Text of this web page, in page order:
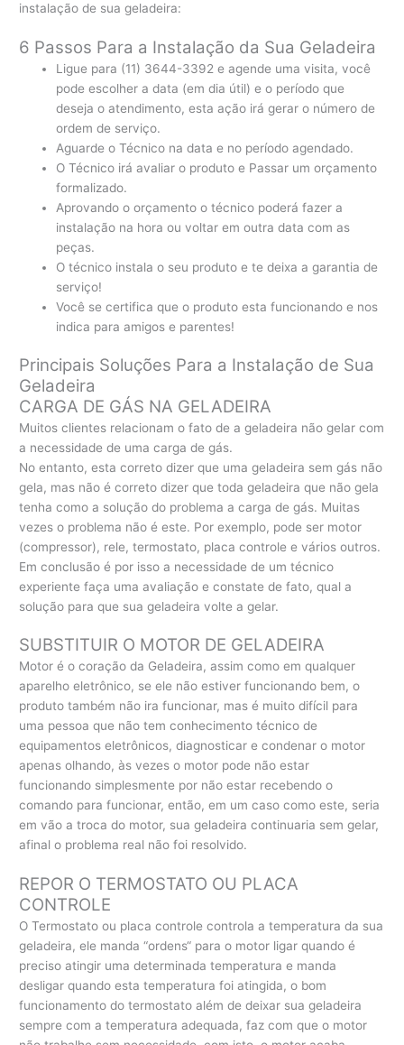
instalação de sua geladeira:
6 Passos Para a Instalação da Sua Geladeira
Ligue para (11) 3644-3392 e agende uma visita, você
pode escolher a data (em dia útil) e o período que
deseja o atendimento, esta ação irá gerar o número de
ordem de serviço.
Aguarde o Técnico na data e no período agendado.
O Técnico irá avaliar o produto e Passar um orçamento
formalizado.
Aprovando o orçamento o técnico poderá fazer a
instalação na hora ou voltar em outra data com as
peças.
O técnico instala o seu produto e te deixa a garantia de
serviço!
Você se certifica que o produto esta funcionando e nos
indica para amigos e parentes!
Principais Soluções Para a Instalação de Sua
Geladeira
CARGA DE GÁS NA GELADEIRA
Muitos clientes relacionam o fato de a geladeira não gelar com
a necessidade de uma carga de gás.
No entanto, esta correto dizer que uma geladeira sem gás não
gela, mas não é correto dizer que toda geladeira que não gela
tenha como a solução do problema a carga de gás. Muitas
vezes o problema não é este. Por exemplo, pode ser motor
(compressor), rele, termostato, placa controle e vários outros.
Em conclusão é por isso a necessidade de um técnico
experiente faça uma avaliação e constate de fato, qual a
solução para que sua geladeira volte a gelar.
SUBSTITUIR O MOTOR DE GELADEIRA
Motor é o coração da Geladeira, assim como em qualquer
aparelho eletrônico, se ele não estiver funcionando bem, o
produto também não ira funcionar, mas é muito difícil para
uma pessoa que não tem conhecimento técnico de
equipamentos eletrônicos, diagnosticar e condenar o motor
apenas olhando, às vezes o motor pode não estar
funcionando simplesmente por não estar recebendo o
comando para funcionar, então, em um caso como este, seria
em vão a troca do motor, sua geladeira continuaria sem gelar,
afinal o problema real não foi resolvido.
REPOR O TERMOSTATO OU PLACA
CONTROLE
O Termostato ou placa controle controla a temperatura da sua
geladeira, ele manda “ordens“ para o motor ligar quando é
preciso atingir uma determinada temperatura e manda
desligar quando esta temperatura foi atingida, o bom
funcionamento do termostato além de deixar sua geladeira
sempre com a temperatura adequada, faz com que o motor